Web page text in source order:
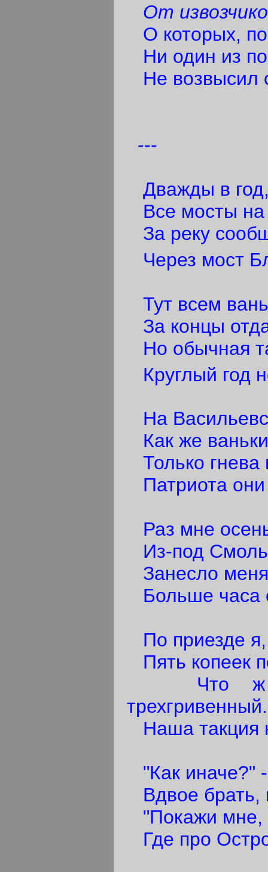
От
О которых,
Ни один из
Не возвысил
---
Дважды в год,
Все мосты на
За реку
Через мост
Тут всем
За концы
Но обычная
Круглый год
На
Как же
Только гнева
Патриота они
Раз мне
Из-под
Занесло
Больше часа
По приезде
Пять копеек
Что ж
Наша такция
"Как иначе?"
Вдвое брать,
"Покажи мне,
Где про